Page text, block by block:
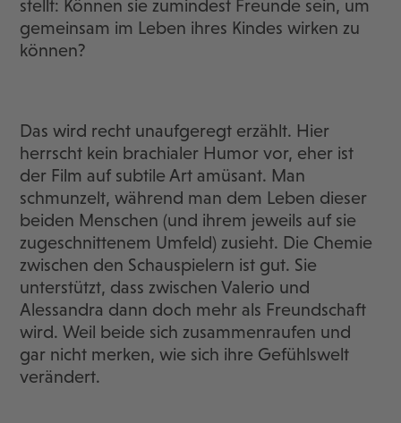
stellt: Können sie zumindest Freunde sein, um
gemeinsam im Leben ihres Kindes wirken zu
können?
Das wird recht unaufgeregt erzählt. Hier
herrscht kein brachialer Humor vor, eher ist
der Film auf subtile Art amüsant. Man
schmunzelt, während man dem Leben dieser
beiden Menschen (und ihrem jeweils auf sie
zugeschnittenem Umfeld) zusieht. Die Chemie
zwischen den Schauspielern ist gut. Sie
unterstützt, dass zwischen Valerio und
Alessandra dann doch mehr als Freundschaft
wird. Weil beide sich zusammenraufen und
gar nicht merken, wie sich ihre Gefühlswelt
verändert.